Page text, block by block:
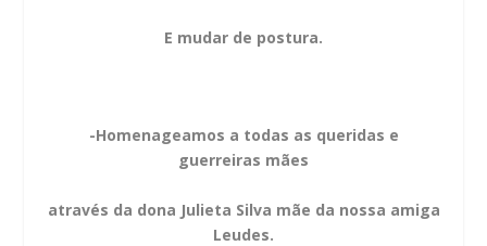
E mudar de postura.
-Homenageamos a todas as queridas e
guerreiras mães
através da dona Julieta Silva mãe da nossa amiga
Leudes.